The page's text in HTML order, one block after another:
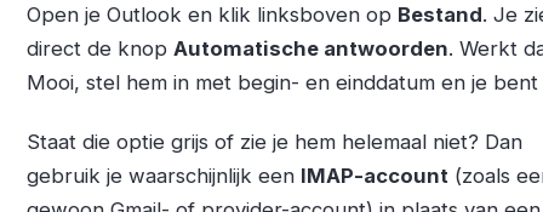
Open je Outlook en klik linksboven op Bestand. Je
direct de knop Automatische antwoorden. Werkt
Mooi, stel hem in met begin- en einddatum en je bent
Staat die optie grijs of zie je hem helemaal niet? Dan
gebruik je waarschijnlijk een IMAP-account (zoals